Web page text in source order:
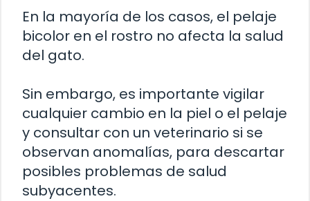
En la mayoría de los casos, el pelaje
bicolor en el rostro no afecta la salud
del gato.
Sin embargo, es importante vigilar
cualquier cambio en la piel o el pelaje
y consultar con un veterinario si se
observan anomalías, para descartar
posibles problemas de salud
subyacentes.